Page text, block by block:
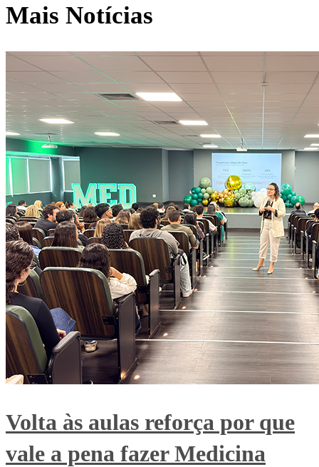
Mais Notícias
Volta às aulas reforça por que
vale a pena fazer Medicina